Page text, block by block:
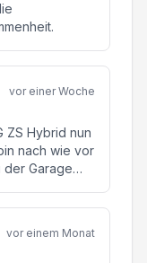
vor einer Woche
nach wie vor
der Garage
Moor. Er hat
jeglichen
vor einem Monat